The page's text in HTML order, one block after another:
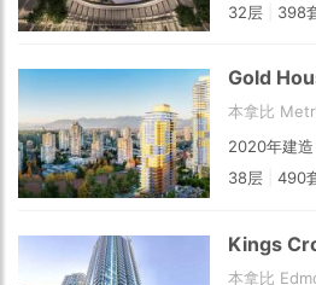
32层
398
Gold
本拿比
2020年建造
38层
490
Kings
本拿比